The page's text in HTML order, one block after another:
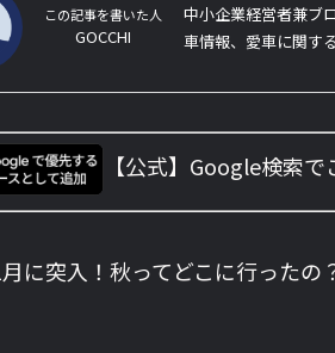
この記事を書いた人
GOCCHI
中小企業経営者兼ブ
車情報、愛車に関す
【公式】Google検索
に突入！秋ってどこに行ったの